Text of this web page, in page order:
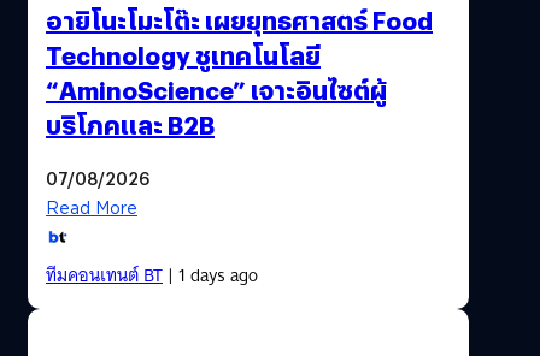
อายิโนะโมะโต๊ะ เผยยุทธศาสตร์ Food
Technology ชูเทคโนโลยี
“AminoScience” เจาะอินไซต์ผู้
บริโภคและ B2B
07/08/2026
Read More
ทีมคอนเทนต์ BT| 1 days ago